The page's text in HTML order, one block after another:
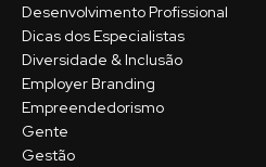
Desenvolvimento Profissional
Dicas dos Especialistas
Diversidade & Inclusão
Employer Branding
Empreendedorismo
Gente
Gestão